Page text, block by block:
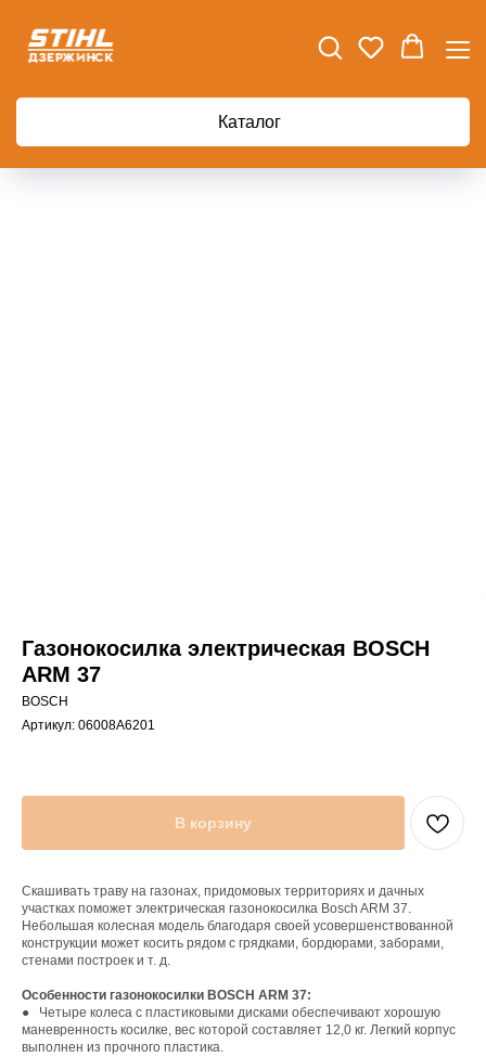
Каталог
Газонокосилка электрическая BOSCH
ARM 37
BOSCH
Артикул: 06008A6201
В корзину
Скашивать траву на газонах, придомовых территориях и дачных
участках поможет электрическая газонокосилка Bosch ARM 37.
Небольшая колесная модель благодаря своей усовершенствованной
конструкции может косить рядом с грядками, бордюрами, заборами,
стенами построек и т. д.
Особенности газонокосилки BOSCH ARM 37:
● Четыре колеса с пластиковыми дисками обеспечивают хорошую
маневренность косилке, вес которой составляет 12,0 кг. Легкий корпус
выполнен из прочного пластика.